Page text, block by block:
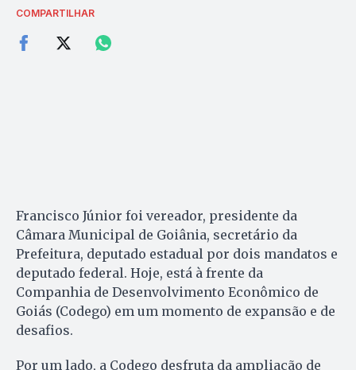
COMPARTILHAR
Francisco Júnior foi vereador, presidente da
Câmara Municipal de Goiânia, secretário da
Prefeitura, deputado estadual por dois mandatos e
deputado federal. Hoje, está à frente da
Companhia de Desenvolvimento Econômico de
Goiás (Codego) em um momento de expansão e de
desafios.
Por um lado, a Codego desfruta da ampliação de